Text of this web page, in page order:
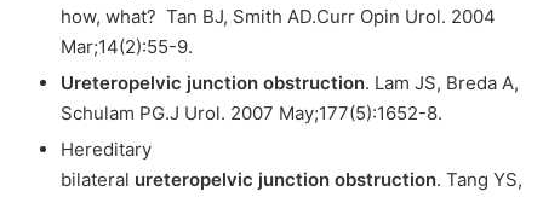
how, what? Tan BJ, Smith AD.Curr Opin Urol. 2004
Mar;14(2):55-9.
Ureteropelvic junction obstruction. Lam JS, Breda A,
Schulam PG.J Urol. 2007 May;177(5):1652-8.
Hereditary
bilateral ureteropelvic junction obstruction. Tang YS,